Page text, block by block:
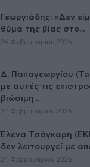
Γεωργιάδης: «Δεν
θύμα της βίας στο...
24 Φεβρουαρίου 2026
Δ. Παπαγεωργίου
με αυτές τις
βιώσιμη...
24 Φεβρουαρίου 2026
Έλενα Τσάγκαρη
δεν λειτουργεί με
24 Φεβρουαρίου 2026